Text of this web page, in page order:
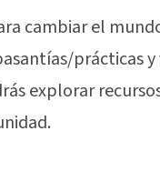
cambiar el
prácticas
explorar